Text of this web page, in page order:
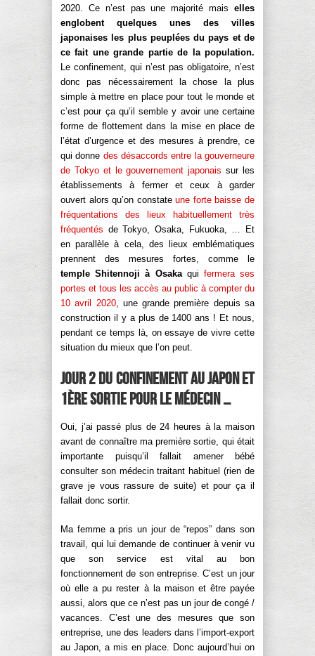
2020. Ce n’est pas une majorité mais elles
englobent quelques unes des villes
japonaises les plus peuplées du pays et de
ce fait une grande partie de la population.
Le confinement, qui n’est pas obligatoire, n’est
donc pas nécessairement la chose la plus
simple à mettre en place pour tout le monde et
c’est pour ça qu’il semble y avoir une certaine
forme de flottement dans la mise en place de
l’état d’urgence et des mesures à prendre, ce
qui donne des désaccords entre la gouverneure
de Tokyo et le gouvernement japonaissur les
établissements à fermer et ceux à garder
ouvert alors qu’on constateune forte baisse de
fréquentations des lieux habituellement très
fréquentés de Tokyo, Osaka, Fukuoka, … Et
en parallèle à cela, des lieux emblématiques
prennent des mesures fortes, comme le
temple Shitennoji à Osakaqui fermera ses
portes et tous les accès au public à compter du
10 avril 2020, une grande première depuis sa
construction il y a plus de 1400 ans ! Et nous,
pendant ce temps là, on essaye de vivre cette
situation du mieux que l’on peut.
Jour 2 du confinement au Japon et
1ère sortie pour le médecin …
Oui, j’ai passé plus de 24 heures à la maison
avant de connaître ma première sortie, qui était
importante puisqu’il fallait amener bébé
consulter son médecin traitant habituel (rien de
grave je vous rassure de suite) et pour ça il
fallait donc sortir.
Ma femme a pris un jour de “repos” dans son
travail, qui lui demande de continuer à venir vu
que son service est vital au bon
fonctionnement de son entreprise. C’est un jour
où elle a pu rester à la maison et être payée
aussi, alors que ce n’est pas un jour de congé /
vacances. C’est une des mesures que son
entreprise, une des leaders dans l’import-export
au Japon, a mis en place. Donc aujourd’hui on